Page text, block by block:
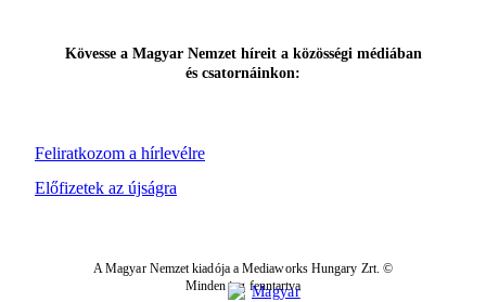
Feliratkozom a hírlevélre
Kövesse a Magyar Nemzet híreit a közösségi médiában
és csatornáinkon:
Előfizetek az újságra
A Magyar Nemzet kiadója a Mediaworks Hungary Zrt. ©
Minden jog fenntartva